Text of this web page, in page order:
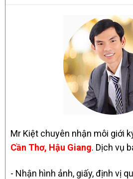
Mr Kiệt chuyên nhận môi giới
Cần Thơ, Hậu Giang. Dịch vụ
- Nhận hình ảnh, giấy, định vị